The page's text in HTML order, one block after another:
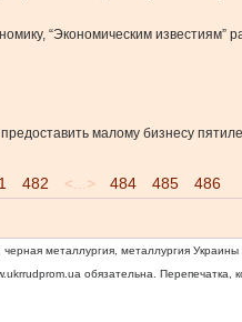
“Экономическим известиям”
малому бизнесу
482 <...> 484 485 486
металлургия, металлургия Украины
обязательна. Перепечатка,